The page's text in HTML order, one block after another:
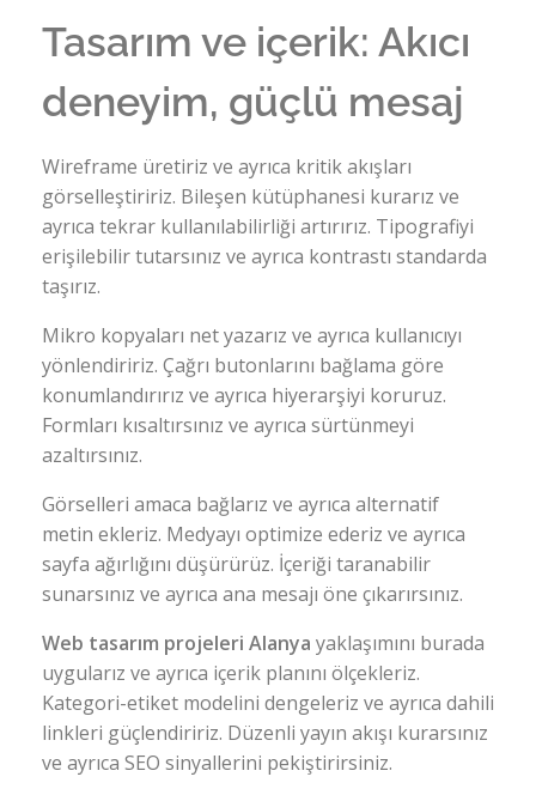
Tasarım ve içerik: Akıcı
deneyim, güçlü mesaj
Wireframe üretiriz ve ayrıca kritik akışları
görselleştiririz. Bileşen kütüphanesi kurarız ve
ayrıca tekrar kullanılabilirliği artırırız. Tipografiyi
erişilebilir tutarsınız ve ayrıca kontrastı standarda
taşırız.
Mikro kopyaları net yazarız ve ayrıca kullanıcıyı
yönlendiririz. Çağrı butonlarını bağlama göre
konumlandırırız ve ayrıca hiyerarşiyi koruruz.
Formları kısaltırsınız ve ayrıca sürtünmeyi
azaltırsınız.
Görselleri amaca bağlarız ve ayrıca alternatif
metin ekleriz. Medyayı optimize ederiz ve ayrıca
sayfa ağırlığını düşürürüz. İçeriği taranabilir
sunarsınız ve ayrıca ana mesajı öne çıkarırsınız.
Web tasarım projeleri Alanya yaklaşımını burada
uygularız ve ayrıca içerik planını ölçekleriz.
Kategori-etiket modelini dengeleriz ve ayrıca dahili
linkleri güçlendiririz. Düzenli yayın akışı kurarsınız
ve ayrıca SEO sinyallerini pekiştirirsiniz.